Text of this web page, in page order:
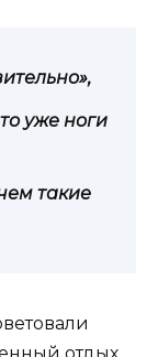
уже ноги
такие